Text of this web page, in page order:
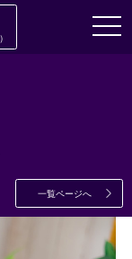
一覧ページへ